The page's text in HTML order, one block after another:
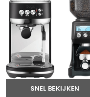
SNEL BEKIJKEN